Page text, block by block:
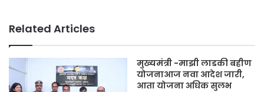
Related Articles
मुख्यमंत्री -माझी लाडकी बहीण
योजनाआज नवा आदेश जारी,
आता योजना अधिक सुलभ